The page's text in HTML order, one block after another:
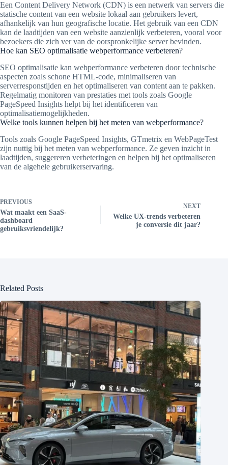
Een Content Delivery Network (CDN) is een netwerk van servers die
statische content van een website lokaal aan gebruikers levert,
afhankelijk van hun geografische locatie. Het gebruik van een CDN
kan de laadtijden van een website aanzienlijk verbeteren, vooral voor
bezoekers die zich ver van de oorspronkelijke server bevinden.
Hoe kan SEO optimalisatie webperformance verbeteren?
SEO optimalisatie kan webperformance verbeteren door technische
aspecten zoals schone HTML-code, minimaliseren van
serverresponstijden en het optimaliseren van content aan te pakken.
Regelmatig monitoren van prestaties met tools zoals Google
PageSpeed Insights helpt bij het identificeren van
optimalisatiemogelijkheden.
Welke tools kunnen helpen bij het meten van webperformance?
Tools zoals Google PageSpeed Insights, GTmetrix en WebPageTest
zijn nuttig bij het meten van webperformance. Ze geven inzicht in
laadtijden, suggereren verbeteringen en helpen bij het optimaliseren
van de algehele gebruikerservaring.
PREVIOUS
Wat maakt een SaaS-
dashboard
gebruiksvriendelijk?
NEXT
Welke UX-trends verbeteren
je conversie dit jaar?
Related Posts